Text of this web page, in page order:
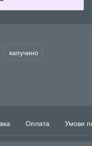
капучино
Оплата Умови